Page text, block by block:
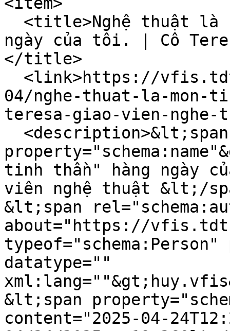
ngày của tôi. | Cô
</title>
04/nghe-thuat-la-mon-
teresa-giao-vien-nghe-
tinh thần" hàng ngày
viên nghệ thuật &lt;/
&lt;span
about="https://
typeof="schema:Person"
datatype=""
&lt;span
content="2025-04-